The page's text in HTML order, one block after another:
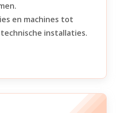
en machines tot
installaties.